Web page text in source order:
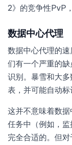
2》的竞争性PvP
数据中心代理
数据中心代理的
们有一个严重的
识别。暴雪和大
表，并可能自动标
这并不意味着数
任务中（例如，
完全合适的。但